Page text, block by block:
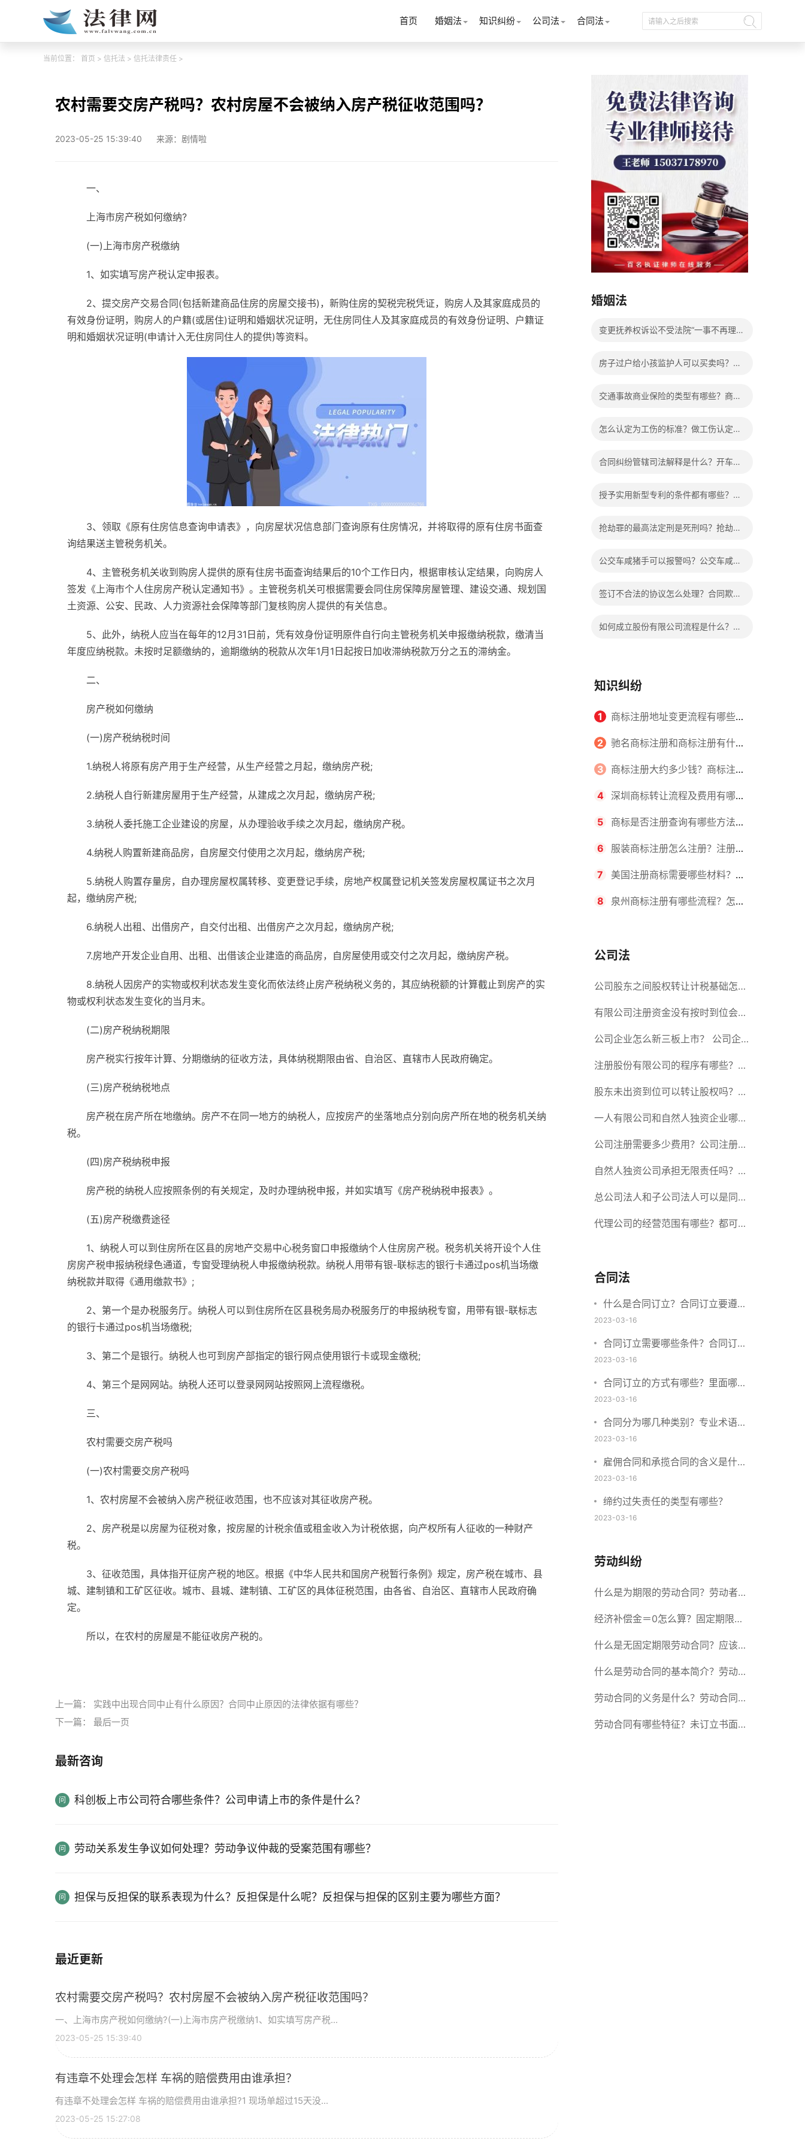
首页 婚姻法 知识纠纷 公司法 合同法
当前位置： 首页 > 信托法 > 信托法律责任 >
农村需要交房产税吗？农村房屋不会被纳入房产税征收范围吗？
2023-05-25 15:39:40 来源：剧情啦
一、
上海市房产税如何缴纳?
(一)上海市房产税缴纳
1、如实填写房产税认定申报表。
2、提交房产交易合同(包括新建商品住房的房屋交接书)，新购住房的契税完税凭证，购房人及其家庭成员的
有效身份证明，购房人的户籍(或居住)证明和婚姻状况证明，无住房同住人及其家庭成员的有效身份证明、户籍证
明和婚姻状况证明(申请计入无住房同住人的提供)等资料。
3、领取《原有住房信息查询申请表》，向房屋状况信息部门查询原有住房情况，并将取得的原有住房书面查
询结果送主管税务机关。
4、主管税务机关收到购房人提供的原有住房书面查询结果后的10个工作日内，根据审核认定结果，向购房人
签发《上海市个人住房房产税认定通知书》。主管税务机关可根据需要会同住房保障房屋管理、建设交通、规划国
土资源、公安、民政、人力资源社会保障等部门复核购房人提供的有关信息。
5、此外，纳税人应当在每年的12月31日前，凭有效身份证明原件自行向主管税务机关申报缴纳税款，缴清当
年度应纳税款。未按时足额缴纳的，逾期缴纳的税款从次年1月1日起按日加收滞纳税款万分之五的滞纳金。
二、
房产税如何缴纳
(一)房产税纳税时间
1.纳税人将原有房产用于生产经营，从生产经营之月起，缴纳房产税;
2.纳税人自行新建房屋用于生产经营，从建成之次月起，缴纳房产税;
3.纳税人委托施工企业建设的房屋，从办理验收手续之次月起，缴纳房产税。
4.纳税人购置新建商品房，自房屋交付使用之次月起，缴纳房产税;
5.纳税人购置存量房，自办理房屋权属转移、变更登记手续，房地产权属登记机关签发房屋权属证书之次月
起，缴纳房产税;
6.纳税人出租、出借房产，自交付出租、出借房产之次月起，缴纳房产税;
7.房地产开发企业自用、出租、出借该企业建造的商品房，自房屋使用或交付之次月起，缴纳房产税。
8.纳税人因房产的实物或权利状态发生变化而依法终止房产税纳税义务的，其应纳税额的计算截止到房产的实
物或权利状态发生变化的当月末。
(二)房产税纳税期限
房产税实行按年计算、分期缴纳的征收方法，具体纳税期限由省、自治区、直辖市人民政府确定。
(三)房产税纳税地点
房产税在房产所在地缴纳。房产不在同一地方的纳税人，应按房产的坐落地点分别向房产所在地的税务机关纳
税。
(四)房产税纳税申报
房产税的纳税人应按照条例的有关规定，及时办理纳税申报，并如实填写《房产税纳税申报表》。
(五)房产税缴费途径
1、纳税人可以到住房所在区县的房地产交易中心税务窗口申报缴纳个人住房房产税。税务机关将开设个人住
房房产税申报纳税绿色通道，专窗受理纳税人申报缴纳税款。纳税人用带有银-联标志的银行卡通过pos机当场缴
纳税款并取得《通用缴款书》;
2、第一个是办税服务厅。纳税人可以到住房所在区县税务局办税服务厅的申报纳税专窗，用带有银-联标志
的银行卡通过pos机当场缴税;
3、第二个是银行。纳税人也可到房产部指定的银行网点使用银行卡或现金缴税;
4、第三个是网网站。纳税人还可以登录网网站按照网上流程缴税。
三、
农村需要交房产税吗
(一)农村需要交房产税吗
1、农村房屋不会被纳入房产税征收范围，也不应该对其征收房产税。
2、房产税是以房屋为征税对象，按房屋的计税余值或租金收入为计税依据，向产权所有人征收的一种财产
税。
3、征收范围，具体指开征房产税的地区。根据《中华人民共和国房产税暂行条例》规定，房产税在城市、县
城、建制镇和工矿区征收。城市、县城、建制镇、工矿区的具体征税范围，由各省、自治区、直辖市人民政府确
定。
所以，在农村的房屋是不能征收房产税的。
上一篇： 实践中出现合同中止有什么原因？合同中止原因的法律依据有哪些？
下一篇： 最后一页
最新咨询
科创板上市公司符合哪些条件？公司申请上市的条件是什么？
劳动关系发生争议如何处理？劳动争议仲裁的受案范围有哪些？
担保与反担保的联系表现为什么？反担保是什么呢？反担保与担保的区别主要为哪些方面？
最近更新
农村需要交房产税吗？农村房屋不会被纳入房产税征收范围吗？
一、上海市房产税如何缴纳?(一)上海市房产税缴纳1、如实填写房产税...
2023-05-25 15:39:40
有违章不处理会怎样 车祸的赔偿费用由谁承担？
有违章不处理会怎样 车祸的赔偿费用由谁承担?1 现场单超过15天没...
2023-05-25 15:27:08
婚姻法
变更抚养权诉讼不受法院“一事不再理”
房子过户给小孩监护人可以买卖吗？房
交通事故商业保险的类型有哪些？商业
怎么认定为工伤的标准？做工伤认定期
合同纠纷管辖司法解释是什么？开车致
授予实用新型专利的条件都有哪些？实
抢劫罪的最高法定刑是死刑吗？抢劫罪
公交车咸猪手可以报警吗？公交车咸猪
签订不合法的协议怎么处理？合同欺诈
如何成立股份有限公司流程是什么？设
知识纠纷
1 商标注册地址变更流程有哪些？
怎么提交申请书件？
2 驰名商标注册和商标注册有什么
区别？
3 商标注册大约多少钱？商标注册
查询的方式有哪些？
4 深圳商标转让流程及费用有哪些
要求？商标转让所需时间是多久？
5 商标是否注册查询有哪些方法？
有哪些步骤？
6 服装商标注册怎么注册？注册商
标流程有哪些？
7 美国注册商标需要哪些材料？美
国商标办理流程有哪些？
8 泉州商标注册有哪些流程？怎么
公司法
公司股东之间股权转让计税基础怎么
确认？公司股东之间的股权转让要符
合什么要件？
有限公司注册资金没有按时到位会怎
么样？股份有限公司设立的注册条件
公司企业怎么新三板上市？ 公司企
业新三板上市的流程
注册股份有限公司的程序有哪些？注
册股份有限公司需要提交哪些材料？
股东未出资到位可以转让股权吗？股
东未出资到位能否分红？
一人有限公司和自然人独资企业哪个
好？一人公司设立条件有哪些？
公司注册需要多少费用？公司注册需
要准备什么材料？
自然人独资公司承担无限责任吗？有
限责任公司与有限责任公司的区别
总公司法人和子公司法人可以是同一
个人吗？总公司更名分公司需要更改
代理公司的经营范围有哪些？都可以
合同法
什么是合同订立？合同订立要遵守
什么原则？订立方式有哪些？
2023-03-16
合同订立需要哪些条件？合同订立
与合同成立有什么不同？
2023-03-16
合同订立的方式有哪些？里面哪些
内容、细节条款需要载明？
2023-03-16
合同分为哪几种类别？专业术语分
别是什么？
2023-03-16
雇佣合同和承揽合同的含义是什
么？怎么区分雇佣合同和承揽合
同？
2023-03-16
缔约过失责任的类型有哪些？
2023-03-16
劳动纠纷
什么是为期限的劳动合同？劳动者解
除合同的15种情形
经济补偿金＝0怎么算？固定期限劳
动合同又称什么？
什么是无固定期限劳动合同？应该怎
么解除或终止劳动合同？
什么是劳动合同的基本简介？劳动合
同的形式
劳动合同的义务是什么？劳动合同应
具备哪些条款？
劳动合同有哪些特征？未订立书面劳